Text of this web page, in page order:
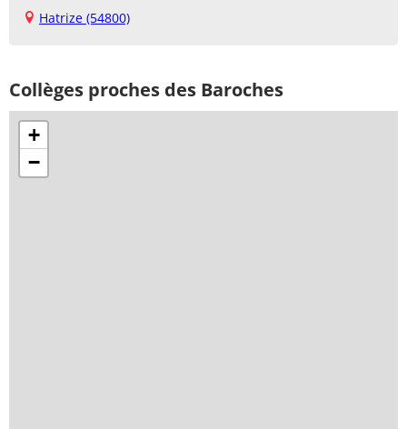
Hatrize (54800)
Collèges proches des Baroches
+
−